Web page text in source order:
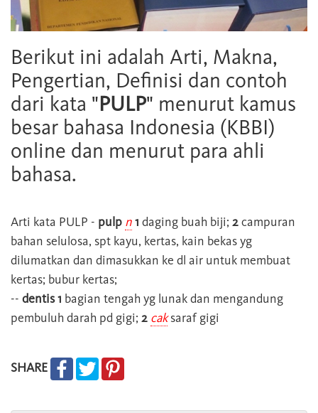
Berikut ini adalah Arti, Makna,
Pengertian, Definisi dan contoh
dari kata "PULP" menurut kamus
besar bahasa Indonesia (KBBI)
online dan menurut para ahli
bahasa.
Arti kata PULP - pulp n1 daging buah biji; 2campuran
bahan selulosa, spt kayu, kertas, kain bekas yg
dilumatkan dan dimasukkan ke dl air untuk membuat
kertas; bubur kertas;
-- dentis1 bagian tengah yg lunak dan mengandung
pembuluh darah pd gigi; 2 caksaraf gigi
SHARE